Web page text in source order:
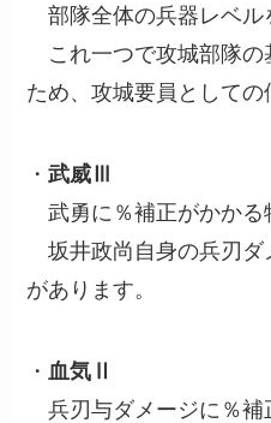
部隊全体の兵器レベル
これ一つで攻城部隊の
ため、攻城要員としての
・武威Ⅲ
武勇に％補正がかかる
坂井政尚自身の兵刃ダ
があります。
・ 血気Ⅱ
兵刃与ダメージに％補